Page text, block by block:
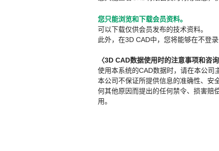
您只能浏览和下载会员资料。
可以下载仅供会员发布的技术资料。
此外，在3D CAD中，您将能够在不登
〈3D CAD数据使用时的注意事项和咨
使用本系统的CAD数据时，请在本公司
本公司不保证所提供信息的准确性、安
何其他原因而提出的任何禁令、损害赔
用。